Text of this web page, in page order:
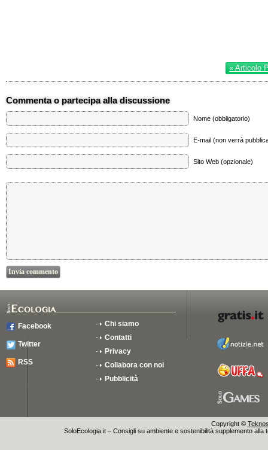
« Articolo
Commenta o partecipa alla discussione
Nome (obbligatorio)
E-mail (non verrà
Sito Web (opzionale)
Facebook
Twitter
RSS
Chi siamo
Contatti
Privacy
Collabora con noi
Pubblicità
Copyright ©
SoloEcologia.it – Consigli su ambiente e sostenibilità supplemento